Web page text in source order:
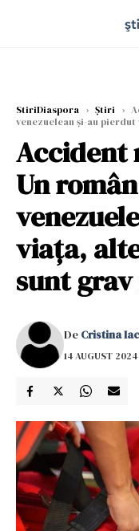
StiriDiaspora › Știri ›
venezuelean și-au
Accident
Un
viața,
sunt
De Cristina
14 AUGUST 2024